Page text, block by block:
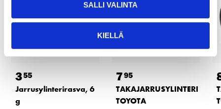
SALLI VALINTA
KIELLÄ
355
Jarrusylinterirasva, 6
g
795
TAKAJARRUSYLINTERI
TOYOTA